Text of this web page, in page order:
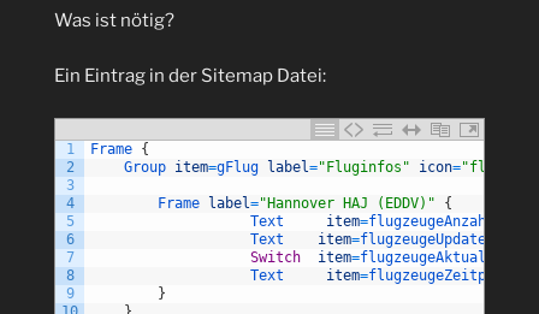
Was ist nötig?
Ein Eintrag in der Sitemap Datei:
1
2
3
4
5
6
7
8
9
Frame {
Group item=gFlug label="Fluginfos" icon=
Frame label="Hannover HAJ (EDDV)"
{
Text item=
Text item=
Switch
item=
Text item=
}